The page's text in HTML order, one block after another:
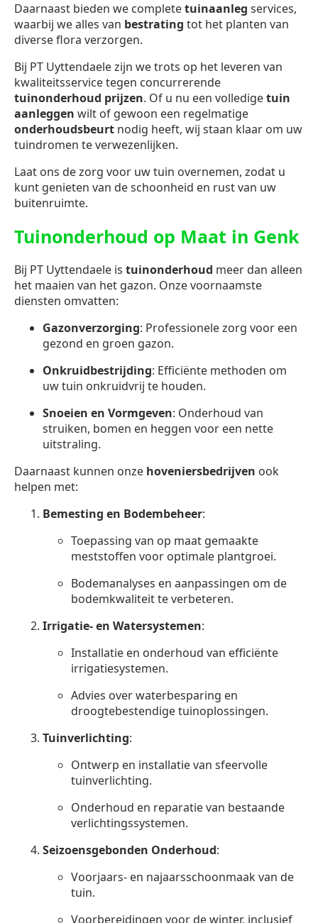
Daarnaast bieden we completetuinaanleg services,
waarbij we alles van bestrating tot het planten van
diverse flora verzorgen.
Bij PT Uyttendaele zijn we trots op het leveren van
kwaliteitsservice tegen concurrerende
tuinonderhoud prijzen. Of u nu een volledigetuin
aanleggen wilt of gewoon een regelmatige
onderhoudsbeurt nodig heeft, wij staan klaar om uw
tuindromen te verwezenlijken.
Laat ons de zorg voor uw tuin overnemen, zodat u
kunt genieten van de schoonheid en rust van uw
buitenruimte.
Tuinonderhoud op Maat in Genk
Bij PT Uyttendaele is tuinonderhoud meer dan alleen
het maaien van het gazon. Onze voornaamste
diensten omvatten:
Gazonverzorging: Professionele zorg voor een
gezond en groen gazon.
Onkruidbestrijding: Efficiënte methoden om
uw tuin onkruidvrij te houden.
Snoeien en Vormgeven: Onderhoud van
struiken, bomen en heggen voor een nette
uitstraling.
Daarnaast kunnen onze hoveniersbedrijven ook
helpen met:
Bemesting en Bodembeheer:
Toepassing van op maat gemaakte
meststoffen voor optimale plantgroei.
Bodemanalyses en aanpassingen om de
bodemkwaliteit te verbeteren.
Irrigatie- en Watersystemen:
Installatie en onderhoud van efficiënte
irrigatiesystemen.
Advies over waterbesparing en
droogtebestendige tuinoplossingen.
Tuinverlichting:
Ontwerp en installatie van sfeervolle
tuinverlichting.
Onderhoud en reparatie van bestaande
verlichtingssystemen.
Seizoensgebonden Onderhoud:
Voorjaars- en najaarsschoonmaak van de
tuin.
Voorbereidingen voor de winter, inclusief